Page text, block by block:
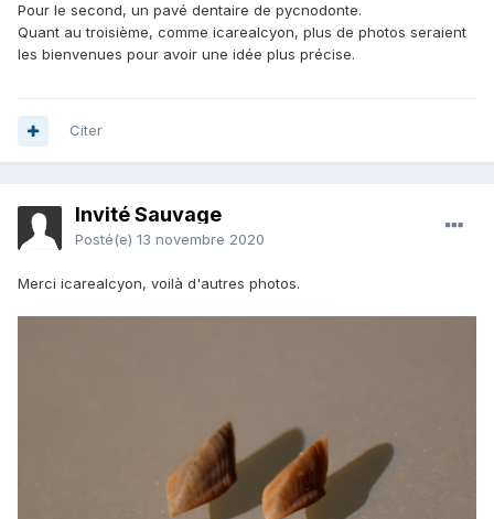
Pour le second, un pavé dentaire de pycnodonte.
Quant au troisième, comme icarealcyon, plus de photos seraient
les bienvenues pour avoir une idée plus précise.
Citer
Invité Sauvage
Posté(e) 13 novembre 2020
Merci icarealcyon, voilà d'autres photos.